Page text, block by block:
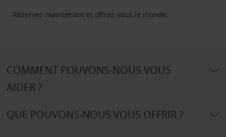
Réservez maintenant et offrez-vous le monde.
COMMENT POUVONS-NOUS VOUS
AIDER ?
QUE POUVONS-NOUS VOUS OFFRIR ?